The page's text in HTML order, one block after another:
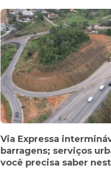
Via Expressa
barragens; serviços
você precisa saber